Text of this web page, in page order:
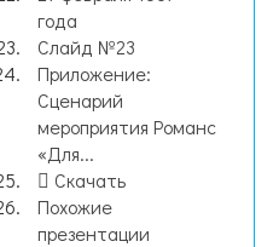
года
Слайд №23
Приложение:
Сценарий
мероприятия Романс
«Для...
Скачать
Похожие
презентации